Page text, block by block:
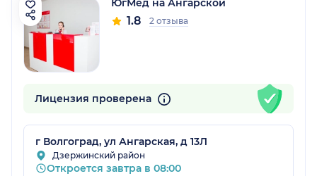
ЮгМед на Ангарской
1.8 2 отзыва
Лицензия проверена
г Волгоград, ул Ангарская, д 13Л
Дзержинский район
Откроется завтра в 08:00